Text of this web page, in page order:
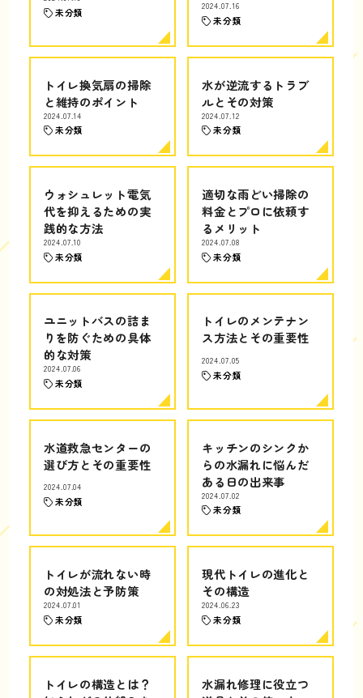
未分類
2024.07.16
未分類
トイレ換気扇の掃除
と維持のポイント
2024.07.14
未分類
水が逆流するトラブ
ルとその対策
2024.07.12
未分類
ウォシュレット電気
代を抑えるための実
践的な方法
2024.07.10
未分類
適切な雨どい掃除の
料金とプロに依頼す
るメリット
2024.07.08
未分類
ユニットバスの詰ま
りを防ぐための具体
的な対策
2024.07.06
未分類
トイレのメンテナン
ス方法とその重要性
2024.07.05
未分類
水道救急センターの
選び方とその重要性
2024.07.04
未分類
キッチンのシンクか
らの水漏れに悩んだ
ある日の出来事
2024.07.02
未分類
トイレが流れない時
の対処法と予防策
2024.07.01
未分類
現代トイレの進化と
その構造
2024.06.23
未分類
トイレの構造とは？
水漏れ修理に役立つ